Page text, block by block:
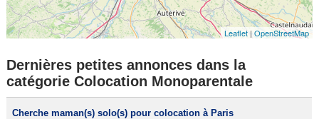
Leaflet |OpenStreetMap
Dernières petites annonces dans la
catégorie Colocation Monoparentale
Cherche maman(s) solo(s) pour colocation à Paris